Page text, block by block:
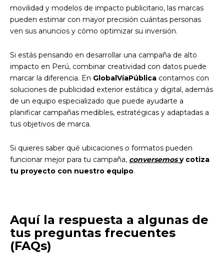
movilidad y modelos de impacto publicitario, las marcas
pueden estimar con mayor precisión cuántas personas
ven sus anuncios y cómo optimizar su inversión.
Si estás pensando en desarrollar una campaña de alto
impacto en Perú, combinar creatividad con datos puede
marcar la diferencia. En GlobalVíaPública contamos con
soluciones de publicidad exterior estática y digital, además
de un equipo especializado que puede ayudarte a
planificar campañas medibles, estratégicas y adaptadas a
tus objetivos de marca.
Si quieres saber qué ubicaciones o formatos pueden
funcionar mejor para tu campaña, conversemos y cotiza
tu proyecto con nuestro equipo.
Aquí la respuesta a algunas de
tus preguntas frecuentes
(FAQs)